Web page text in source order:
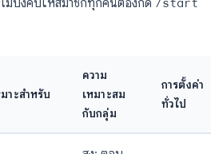
ไม่บังคับให้สมาชิกทุกคนต้องกด /start
าะสำหรับ
ความ
เหมาะสม
กับกลุ่ม
การตั้งค่า
ทั่วไป